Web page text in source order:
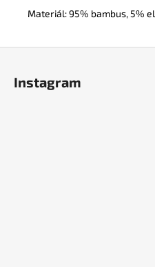
Materiál: 95% bambus, 5%
Instagram